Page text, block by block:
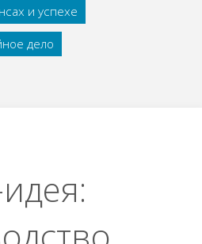
и успехе
дело